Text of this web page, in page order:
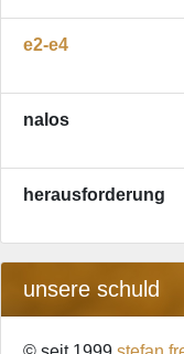
e2-e4
nalos
herausforderung
unsere schuld